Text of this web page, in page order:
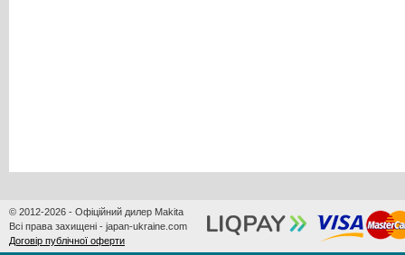
© 2012-2026 - Офіційний дилер Makita
Всі права захищені - japan-ukraine.com
Договір публічної оферти